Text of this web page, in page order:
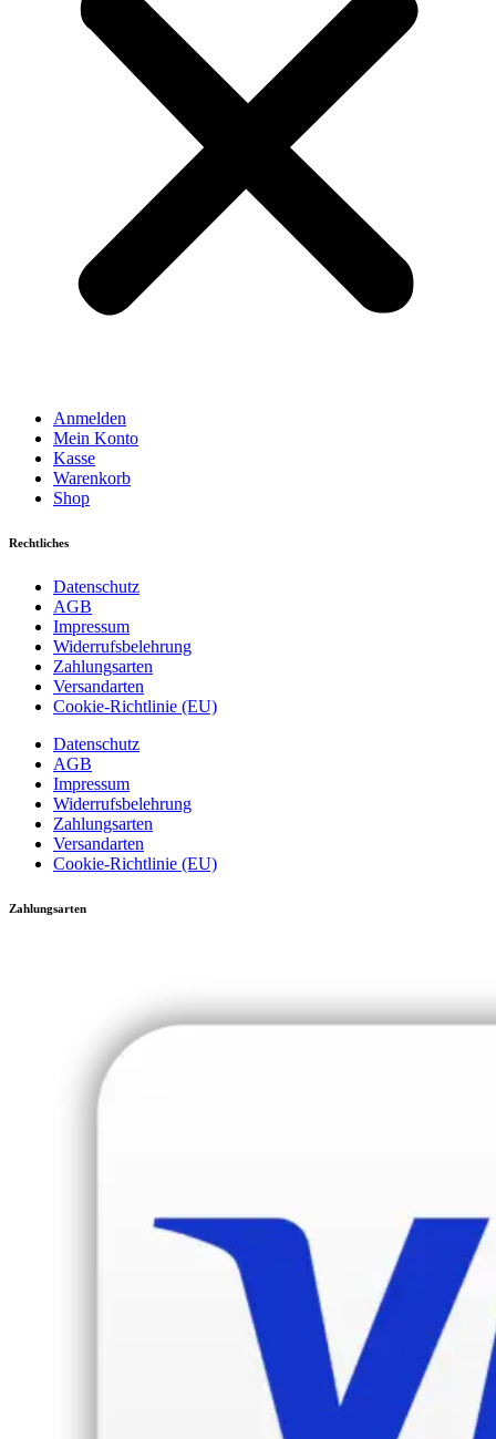
Anmelden
Mein Konto
Kasse
Warenkorb
Shop
Rechtliches
Datenschutz
AGB
Impressum
Widerrufsbelehrung
Zahlungsarten
Versandarten
Cookie-Richtlinie (EU)
Datenschutz
AGB
Impressum
Widerrufsbelehrung
Zahlungsarten
Versandarten
Cookie-Richtlinie (EU)
Zahlungsarten